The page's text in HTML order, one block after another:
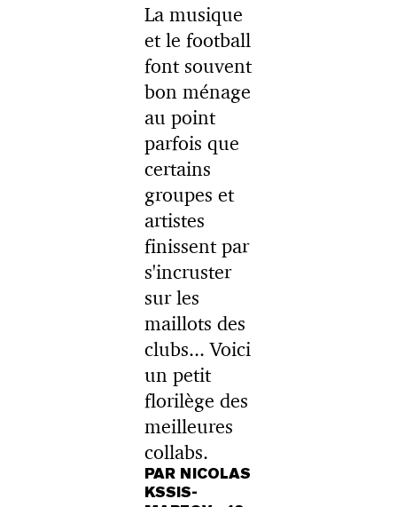
La musique
et le football
font souvent
bon ménage
au point
parfois que
certains
groupes et
artistes
finissent par
s'incruster
sur les
maillots des
clubs... Voici
un petit
florilège des
meilleures
collabs.
PAR NICOLAS
KSSIS-